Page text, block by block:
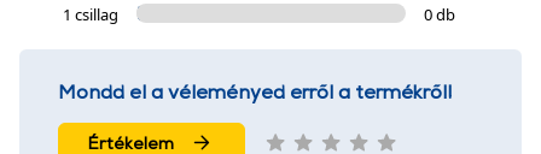
1 csillag
0 db
Mondd el a véleményed erről a termékről!
Értékelem